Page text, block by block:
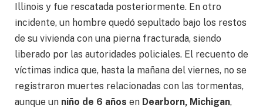
Illinois y fue rescatada posteriormente. En otro
incidente, un hombre quedó sepultado bajo los restos
de su vivienda con una pierna fracturada, siendo
liberado por las autoridades policiales. El recuento de
víctimas indica que, hasta la mañana del viernes, no se
registraron muertes relacionadas con las tormentas,
aunque un niño de 6 años en Dearborn, Michigan,